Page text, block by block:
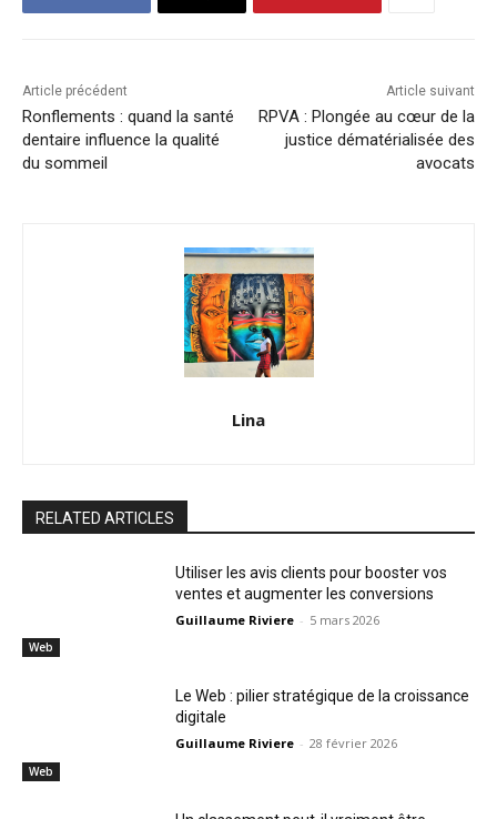
Article précédent
Ronflements : quand la santé
dentaire influence la qualité
du sommeil
Article suivant
RPVA : Plongée au cœur de la
justice dématérialisée des
avocats
Lina
RELATED ARTICLES
Web
Utiliser les avis clients pour booster vos
ventes et augmenter les conversions
Guillaume Riviere - 5 mars 2026
Web
Le Web : pilier stratégique de la croissance
digitale
Guillaume Riviere - 28 février 2026